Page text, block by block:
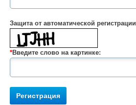
Защита от автоматической регистрации
*Введите слово на картинке: